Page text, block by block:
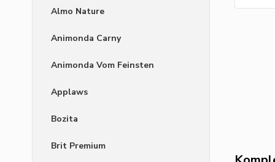
Almo Nature
Animonda Carny
Animonda Vom Feinsten
Applaws
Bozita
Brit Premium